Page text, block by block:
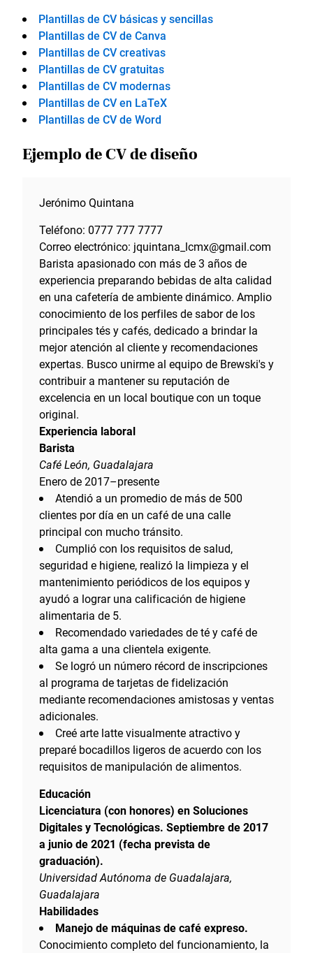
Plantillas de CV básicas y sencillas
Plantillas de CV de Canva
Plantillas de CV creativas
Plantillas de CV gratuitas
Plantillas de CV modernas
Plantillas de CV en LaTeX
Plantillas de CV de Word
Ejemplo de CV de diseño
Jerónimo Quintana
Teléfono: 0777 777 7777
Correo electrónico: jquintana_lcmx@gmail.com
Barista apasionado con más de 3 años de
experiencia preparando bebidas de alta calidad
en una cafetería de ambiente dinámico. Amplio
conocimiento de los perfiles de sabor de los
principales tés y cafés, dedicado a brindar la
mejor atención al cliente y recomendaciones
expertas. Busco unirme al equipo de Brewski's y
contribuir a mantener su reputación de
excelencia en un local boutique con un toque
original.
Experiencia laboral
Barista
Café León, Guadalajara
Enero de 2017–presente
Atendió a un promedio de más de 500
clientes por día en un café de una calle
principal con mucho tránsito.
Cumplió con los requisitos de salud,
seguridad e higiene, realizó la limpieza y el
mantenimiento periódicos de los equipos y
ayudó a lograr una calificación de higiene
alimentaria de 5.
Recomendado variedades de té y café de
alta gama a una clientela exigente.
Se logró un número récord de inscripciones
al programa de tarjetas de fidelización
mediante recomendaciones amistosas y ventas
adicionales.
Creé arte latte visualmente atractivo y
preparé bocadillos ligeros de acuerdo con los
requisitos de manipulación de alimentos.
Educación
Licenciatura (con honores) en Soluciones
Digitales y Tecnológicas. Septiembre de 2017
a junio de 2021 (fecha prevista de
graduación).
Universidad Autónoma de Guadalajara,
Guadalajara
Habilidades
Manejo de máquinas de café expreso.
Conocimiento completo del funcionamiento, la